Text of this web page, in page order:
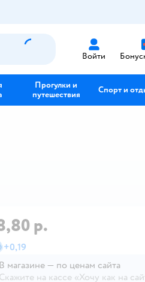
Войти
Прогулки и
путешествия
Спорт и
р.
+0,19
В магазине — по ценам сайта
Скажите на кассе «Хочу как на